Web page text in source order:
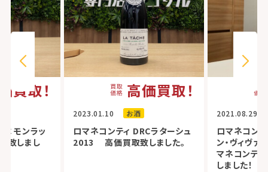
買取！
モンラッ
致しまし
高価買取！
2023.01.10 お酒
ロマネコンティ DRCラターシュ
2013 高価買取致しました。
2021.08.29
ロマネコン
ン・ヴィヴァ
マネコンテ
しました！